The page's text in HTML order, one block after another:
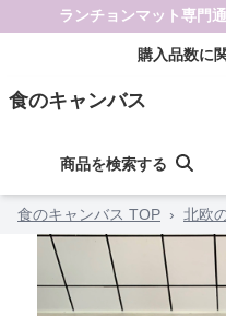
ランチョンマット専門
購入品数に
食のキャンバス
商品を検索する
食のキャンバス TOP › 北欧